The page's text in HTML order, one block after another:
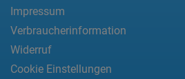
Impressum
Verbraucherinformation
Widerruf
Cookie Einstellungen